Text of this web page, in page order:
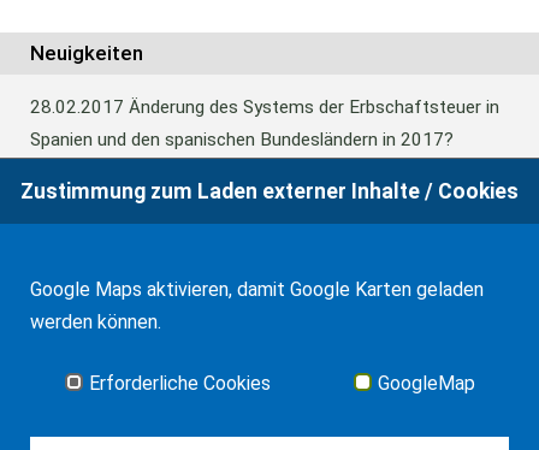
Neuigkeiten
28.02.2017 Änderung des Systems der Erbschaftsteuer in
Spanien und den spanischen Bundesländern in 2017?
24.06.2016Europäisches Güterrecht verabschiedet
01.01.2016
Erbschaftsteuer und Schenkungssteuer der
Zustimmung zum Laden externer Inhalte / Cookies
Google Maps aktivieren, damit Google Karten geladen
werden können.
Erforderliche Cookies GoogleMap